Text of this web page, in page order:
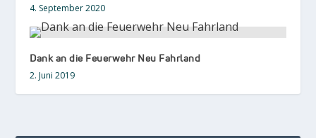
4. September 2020
Dank an die Feuerwehr Neu Fahrland
2. Juni 2019